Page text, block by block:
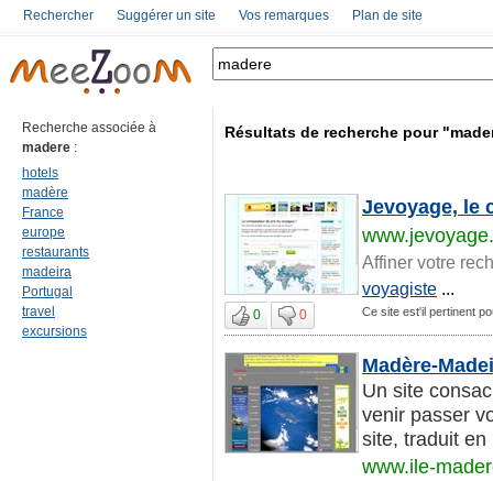
Rechercher Suggérer un site Vos remarques Plan de site
Recherche associée à
madere :
hotels
madère
France
europe
restaurants
madeira
Portugal
travel
excursions
Résultats de recherche pour
Jevoyage, le
Affiner votre
voyagiste ...
0 0 Ce site est'il pertinent
Madère-
Un site
venir passer
site, traduit en
www.ile-